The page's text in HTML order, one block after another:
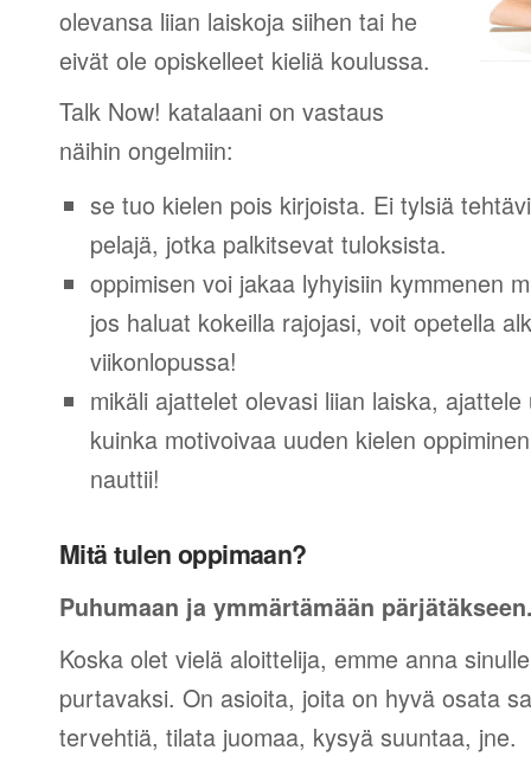
olevansa liian laiskoja siihen tai he
eivät ole opiskelleet kieliä koulussa.
Talk Now! katalaani on vastaus
näihin ongelmiin:
se tuo kielen pois kirjoista. Ei tylsiä
pelajä, jotka palkitsevat tuloksista.
oppimisen voi jakaa lyhyisiin kymmenen
jos haluat kokeilla rajojasi, voit opetella
viikonlopussa!
mikäli ajattelet olevasi liian laiska,
kuinka motivoivaa uuden kielen
nauttii!
Mitä tulen oppimaan?
Puhumaan ja ymmärtämään
Koska olet vielä aloittelija, emme anna
purtavaksi. On asioita, joita on hyvä osata
tervehtiä, tilata juomaa, kysyä suuntaa, jne.